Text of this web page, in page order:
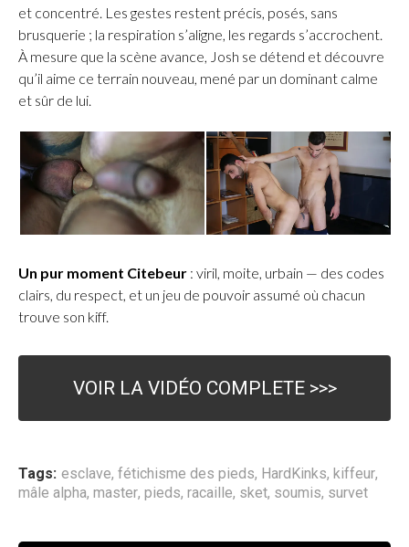
et concentré. Les gestes restent précis, posés, sans
brusquerie ; la respiration s’aligne, les regards s’accrochent.
À mesure que la scène avance, Josh se détend et découvre
qu’il aime ce terrain nouveau, mené par un dominant calme
et sûr de lui.
Un pur moment Citebeur : viril, moite, urbain — des codes
clairs, du respect, et un jeu de pouvoir assumé où chacun
trouve son kiff.
VOIR LA VIDÉO COMPLETE >>>
Tags: esclave, fétichisme des pieds, HardKinks, kiffeur,
mâle alpha, master, pieds, racaille, sket, soumis, survet